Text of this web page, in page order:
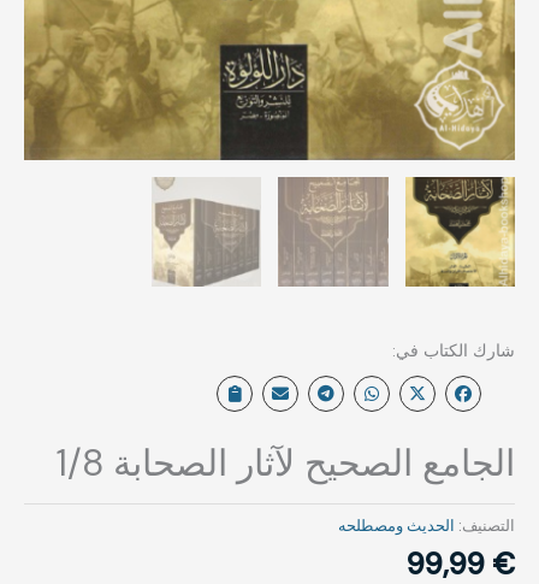
الجامع الصحيح لآثار الصحابة 1/8
التصنيف: الحديث ومصطلحه‎⁨
99,99 €